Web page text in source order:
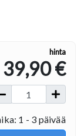
hinta
39,90 €
1 - 3 päivää